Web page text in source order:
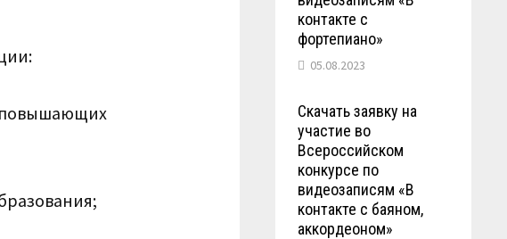
повышающих
контакте с
фортепиано»
05.08.2023
Скачать заявку на
участие во
Всероссийском
конкурсе по
видеозаписям «В
контакте с баяном,
аккордеоном»